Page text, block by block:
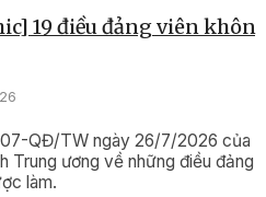
19 điều đảng viên không
QĐ/TW ngày 26/7/2026 của
Trung ương về những điều đảng
làm.